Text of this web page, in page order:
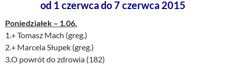
od 1 czerwca do 7 czerwca 2015
Poniedziałek – 1.06.
1.+ Tomasz Mach (greg.)
2.+ Marcela Słupek (greg.)
3.O powrót do zdrowia (182)